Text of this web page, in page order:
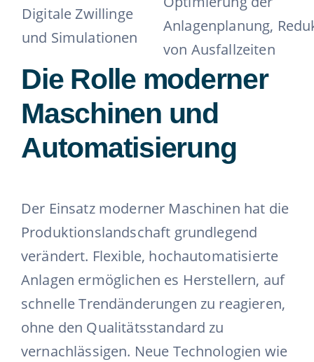
Digitale Zwillinge
und Simulationen
Anlagenplanung,
von Ausfallzeiten
Die Rolle moderner
Maschinen und
Automatisierung
Der Einsatz moderner Maschinen hat die
Produktionslandschaft grundlegend
verändert. Flexible, hochautomatisierte
Anlagen ermöglichen es Herstellern, auf
schnelle Trendänderungen zu reagieren,
ohne den Qualitätsstandard zu
vernachlässigen. Neue Technologien wie